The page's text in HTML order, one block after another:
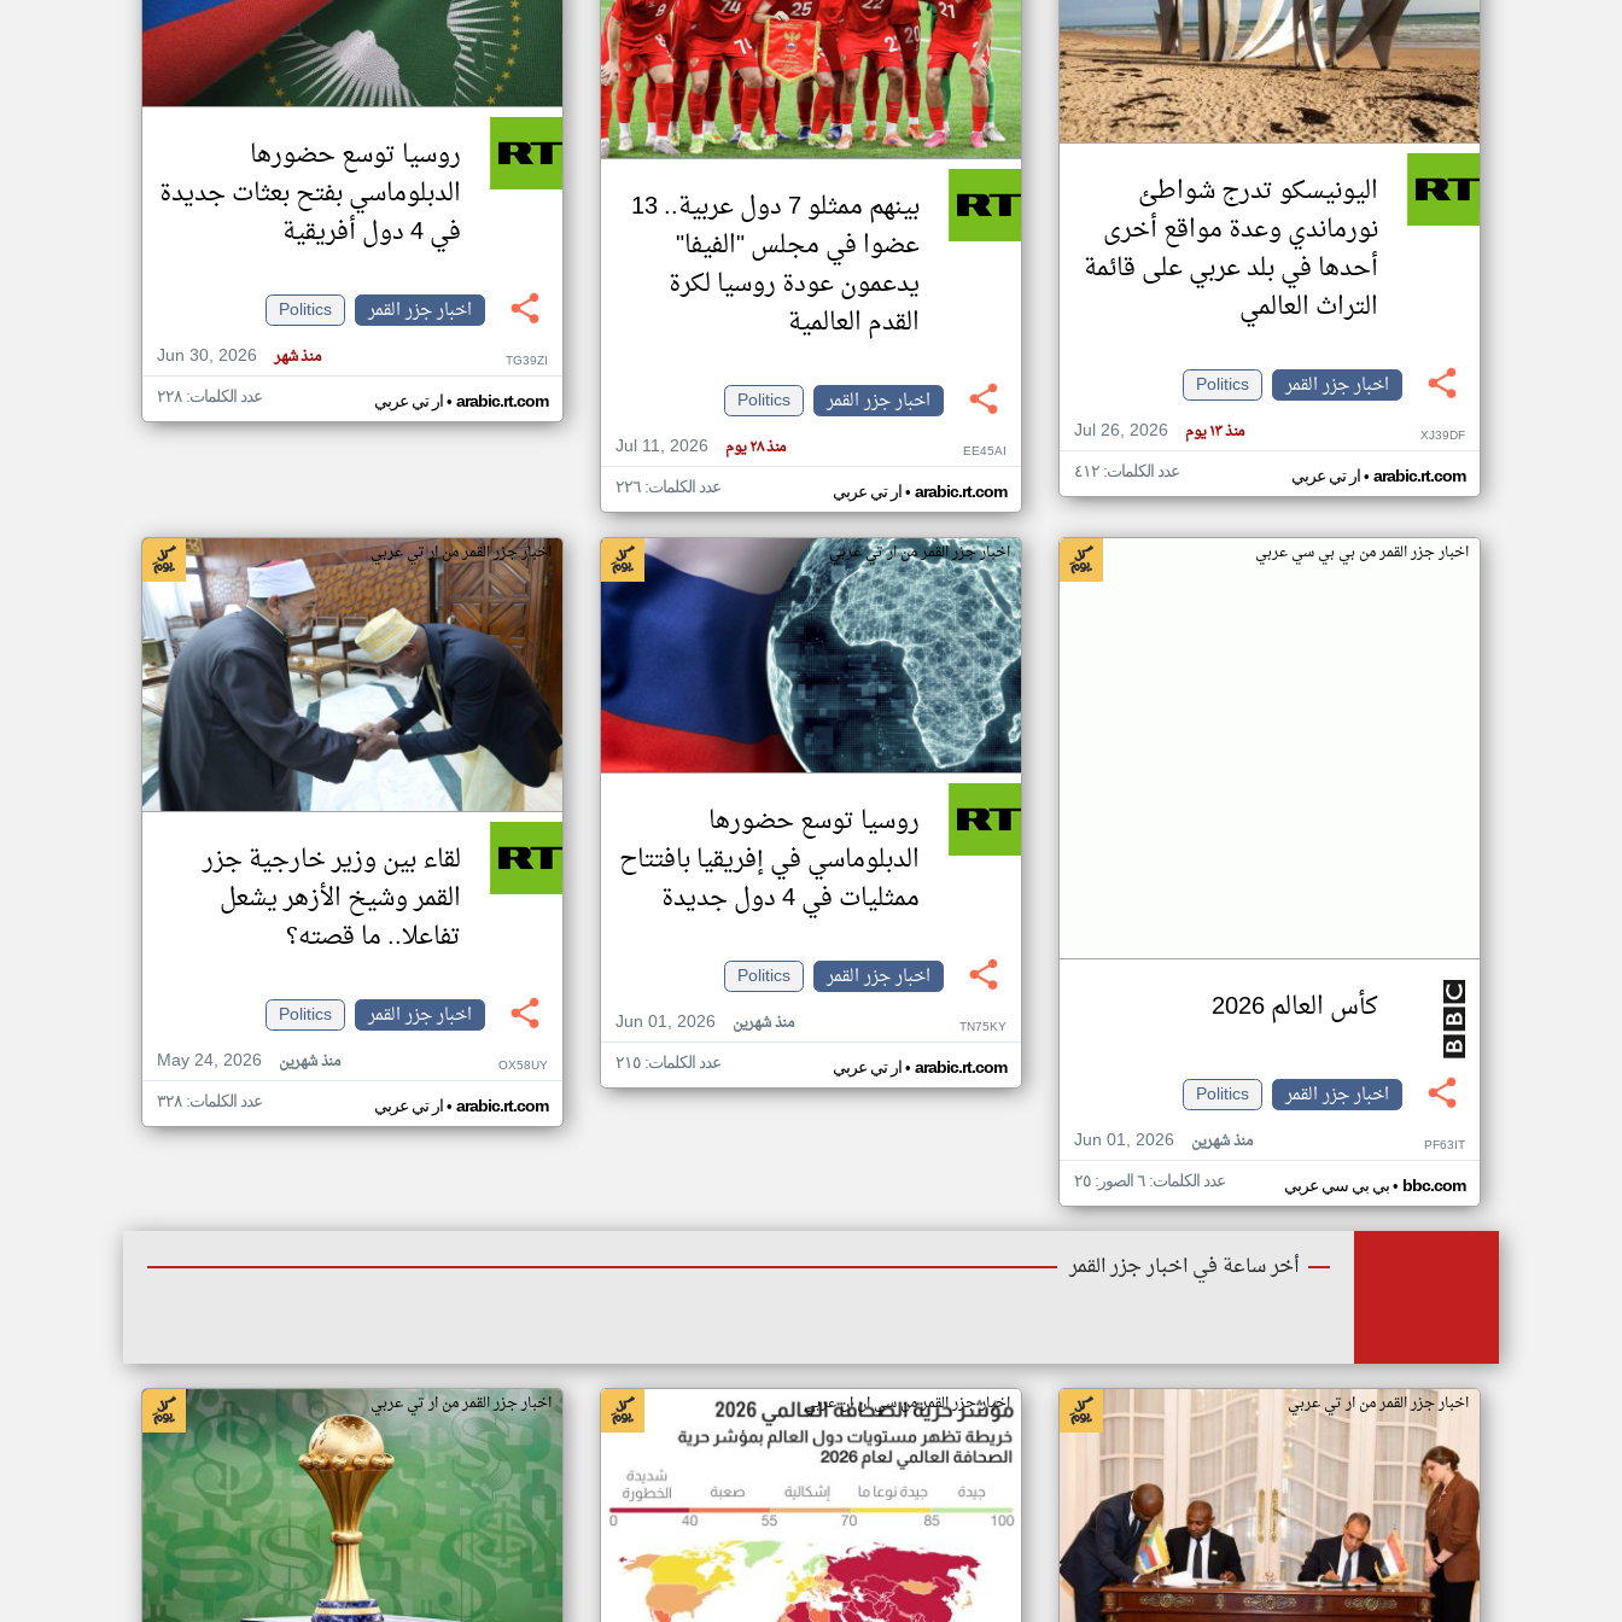
تغيير الدولة
اخبار جزر القمر على مدار الساعة
أهم اخبار جزر القمر العاجلة والمباشرة
اليونيسكو تدرج شواطئ
نورماندي وعدة مواقع أخرى
أحدها في بلد عربي على قائمة
التراث العالمي
اخبار جزر القمر
Politics
Jul 26, 2026
منذ ١٣ يوم XJ39DF
ار تي عربي• arabic.rt.com عدد الكلمات: ٤١٢
بينهم ممثلو 7 دول عربية.. 13
عضوا في مجلس "الفيفا"
يدعمون عودة روسيا لكرة
القدم العالمية
اخبار جزر القمر
Politics
Jul 11, 2026
منذ ٢٨ يوم EE45AI
ار تي عربي• arabic.rt.com عدد الكلمات: ٢٢٦
روسيا توسع حضورها
الدبلوماسي بفتح بعثات جديدة
في 4 دول أفريقية
اخبار جزر القمر
Politics
Jun 30, 2026
منذ شهر TG39ZI
ار تي عربي• arabic.rt.com عدد الكلمات: ٢٢٨
اخبار جزر القمر من بي بي سي عربي
كأس العالم 2026
اخبار جزر القمر
Politics
Jun 01, 2026
منذ شهرين PF63IT
بي بي سي عربي• bbc.com عدد الكلمات: ٦ الصور: ٢٥
اخبار جزر القمر من ار تي عربي
روسيا توسع حضورها
الدبلوماسي في إفريقيا بافتتاح
ممثليات في 4 دول جديدة
اخبار جزر القمر
Politics
Jun 01, 2026
منذ شهرين TN75KY
ار تي عربي• arabic.rt.com عدد الكلمات: ٢١٥
اخبار جزر القمر من ار تي عربي
لقاء بين وزير خارجية جزر
القمر وشيخ الأزهر يشعل
تفاعلا.. ما قصته؟
اخبار جزر القمر
Politics
May 24, 2026
منذ شهرين OX58UY
ار تي عربي• arabic.rt.com عدد الكلمات: ٣٢٨
أخر ساعة في اخبار جزر القمر
اخبار جزر القمر من ار تي عربي اخبار جزر القمر من سي ان ان عربي اخبار جزر القمر من ار تي عربي
klyoum.com